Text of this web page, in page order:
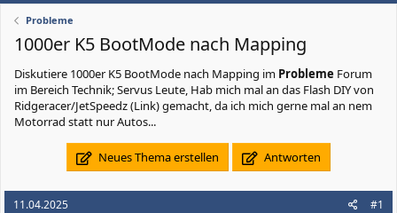
Probleme
1000er K5 BootMode nach Mapping
Diskutiere 1000er K5 BootMode nach Mapping im Probleme Forum
im Bereich Technik; Servus Leute, Hab mich mal an das Flash DIY von
Ridgeracer/JetSpeedz (Link) gemacht, da ich mich gerne mal an nem
Motorrad statt nur Autos...
Neues Thema erstellen Antworten
11.04.2025 #1